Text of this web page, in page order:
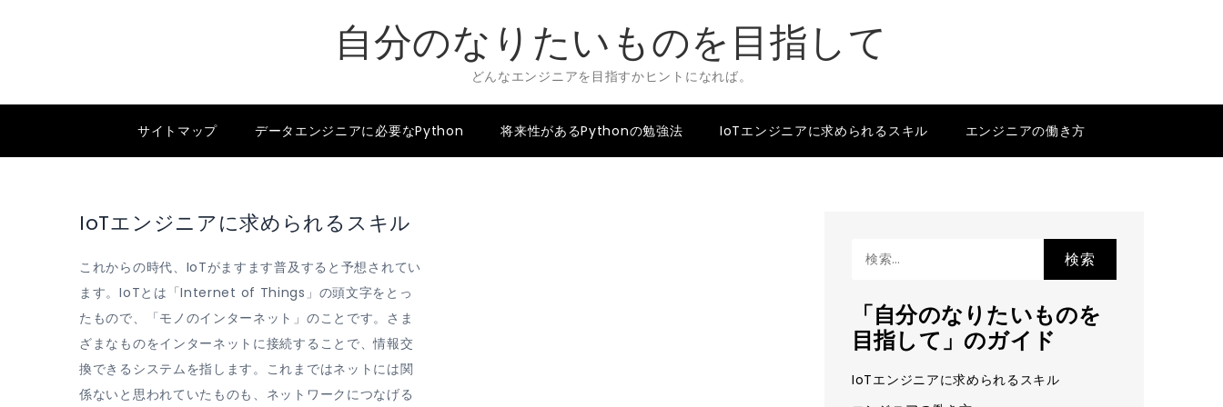
自分のなりたいものを目指して
どんなエンジニアを目指すかヒントになれば。
サイトマップ データエンジニアに必要なPython 将来性があるPythonの勉強法 IoTエンジニアに求められるスキル エンジニアの働き方
IoTエンジニアに求められるスキル
これからの時代、IoTがますます普及すると予想されてい
ます。IoTとは「Internet of Things」の頭文字をとっ
たもので、「モノのインターネット」のことです。さま
ざまなものをインターネットに接続することで、情報交
換できるシステムを指します。これまではネットには関
係ないと思われていたものも、ネットワークにつなげる
「自分のなりたいものを
目指して」のガイド
IoTエンジニアに求められるスキル